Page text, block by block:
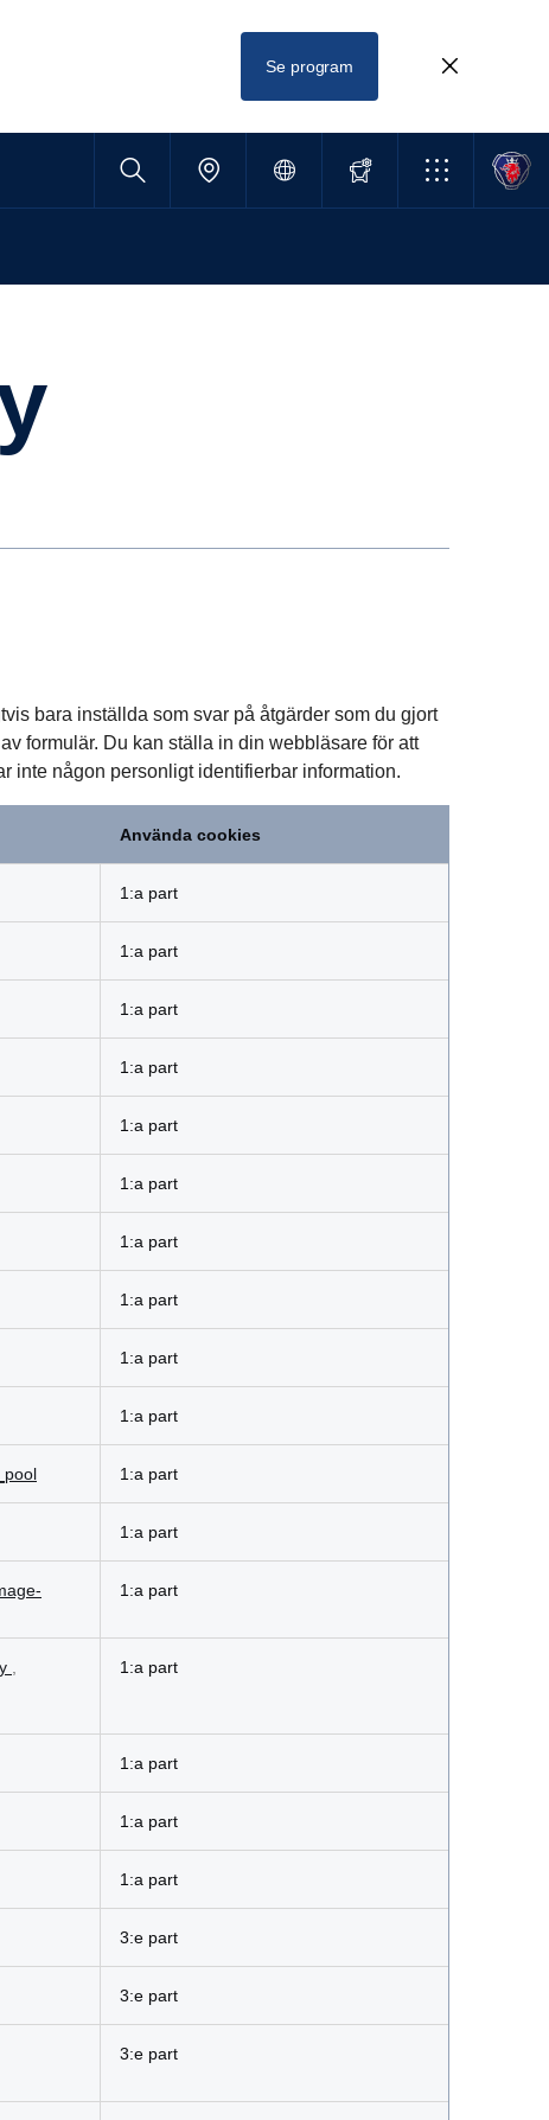
Se program
bara inställda som svar på åtgärder som du gjort
formulär. Du kan ställa in din webbläsare för att
inte någon personligt identifierbar information.
Använda cookies
1:a part
1:a part
1:a part
1:a part
1:a part
1:a part
1:a part
1:a part
1:a part
1:a part
1:a part
1:a part
1:a part
1:a part
1:a part
1:a part
1:a part
3:e part
3:e part
3:e part